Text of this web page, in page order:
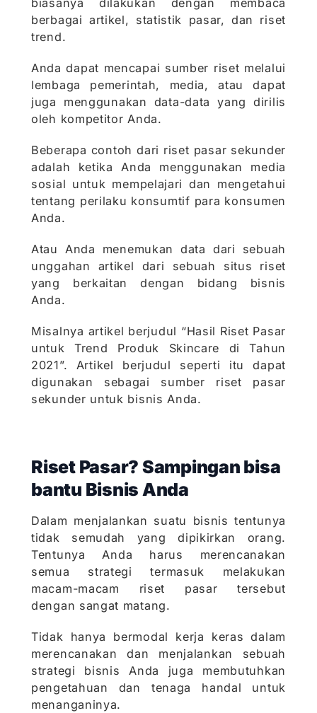
biasanya dilakukan dengan membaca
berbagai artikel, statistik pasar, dan riset
trend.
Anda dapat mencapai sumber riset melalui
lembaga pemerintah, media, atau dapat
juga menggunakan data-data yang dirilis
oleh kompetitor Anda.
Beberapa contoh dari riset pasar sekunder
adalah ketika Anda menggunakan media
sosial untuk mempelajari dan mengetahui
tentang perilaku konsumtif para konsumen
Anda.
Atau Anda menemukan data dari sebuah
unggahan artikel dari sebuah situs riset
yang berkaitan dengan bidang bisnis
Anda.
Misalnya artikel berjudul “Hasil Riset Pasar
untuk Trend Produk Skincare di Tahun
2021”. Artikel berjudul seperti itu dapat
digunakan sebagai sumber riset pasar
sekunder untuk bisnis Anda.
Riset Pasar? Sampingan bisa
bantu Bisnis Anda
Dalam menjalankan suatu bisnis tentunya
tidak semudah yang dipikirkan orang.
Tentunya Anda harus merencanakan
semua strategi termasuk melakukan
macam-macam riset pasar tersebut
dengan sangat matang.
Tidak hanya bermodal kerja keras dalam
merencanakan dan menjalankan sebuah
strategi bisnis Anda juga membutuhkan
pengetahuan dan tenaga handal untuk
menanganinya.